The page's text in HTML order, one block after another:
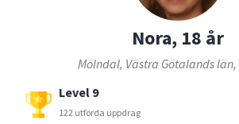
Nora, 18 år
Mölndal, Västra Götalands län,
Level 9
122 utförda uppdrag